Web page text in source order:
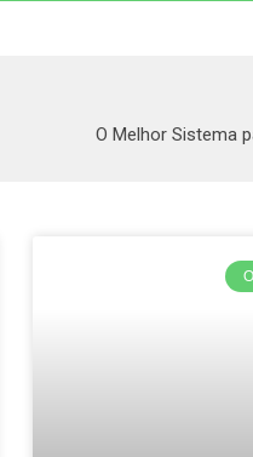
O Melhor Sistema